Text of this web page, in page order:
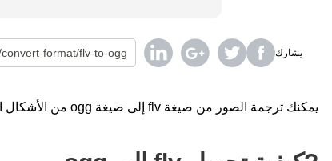
يشارك
يمكنك ترجمة الصور من صيغة flv إلى صيغة ogg من الأشكال الأخرى باستخدام محول على الإنترنت مجانا.